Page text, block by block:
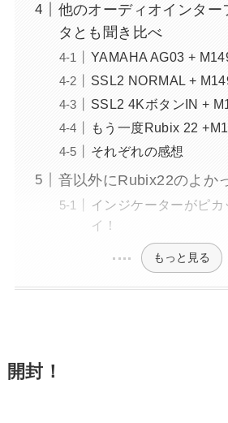
他のオーディオインター
タとも聞き比べ
YAMAHA AG03 +
SSL2 NORMAL +
SSL2 4KボタンIN +
もう一度Rubix 22
それぞれの感想
音以外にRubix22のよか
インジケーターがピカ
イ！
もっと見る
開封！